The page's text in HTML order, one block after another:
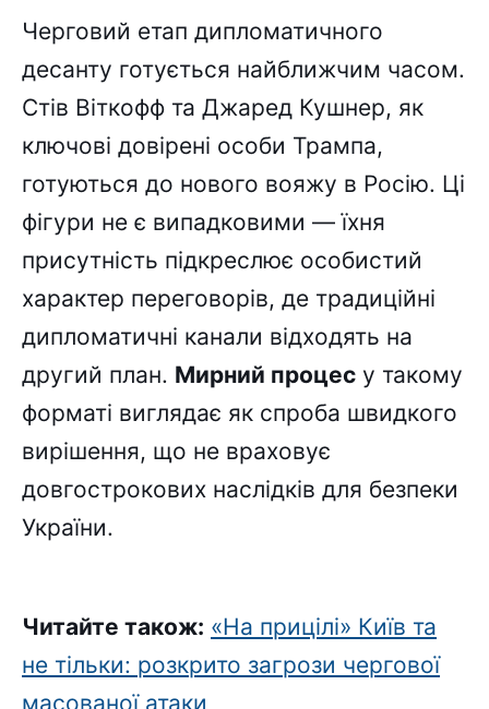
Черговий етап дипломатичного
десанту готується найближчим часом.
Стів Віткофф та Джаред Кушнер, як
ключові довірені особи Трампа,
готуються до нового вояжу в Росію. Ці
фігури не є випадковими — їхня
присутність підкреслює особистий
характер переговорів, де традиційні
дипломатичні канали відходять на
другий план. Мирний процес у такому
форматі виглядає як спроба швидкого
вирішення, що не враховує
довгострокових наслідків для безпеки
України.
Читайте також: «На прицілі» Київ та
не тільки: розкрито загрози чергової
масованої атаки